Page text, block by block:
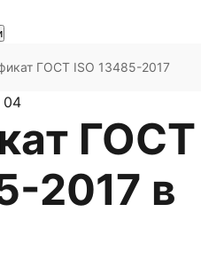
ГОСТ ISO 13485-2017
04
ГОСТ
2017 в